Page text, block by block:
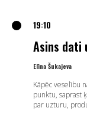
19:10
Asins dati
Elīna Šukajeva
Kāpēc veselību
punktu, saprast
par uzturu,